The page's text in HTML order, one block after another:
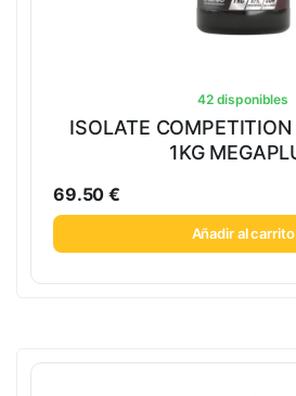
42 disponibles
ISOLATE
1KG
69.50€
Añadir al carrito